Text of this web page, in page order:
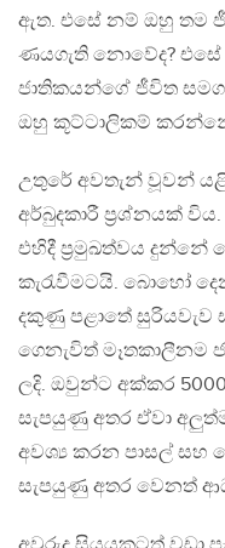
ඇත. එසේ නම් ඔහු තම
ණයගැති නොවේද? එසේ
ජාතිකයන්ගේ ජීවිත
ඔහු කූට්ටාලිකම්
උතුරේ අවතැන් වූවන් යළි
අර්බුදකාරී ප්‍රශ්නයක්
එහිදී ප්‍රමුඛත්වය දුන්නේ
කැරැවීමටයි. බොහෝ
දකුණු පළාතේ
ගෙනැවිත් මෑතකාලීනම
ලදි. ඔවුන්ට අක්කර
සැපයුණු අතර ඒවා
අවශ්‍ය කරන පාසල්
සැපයුණු අතර වෙනත්